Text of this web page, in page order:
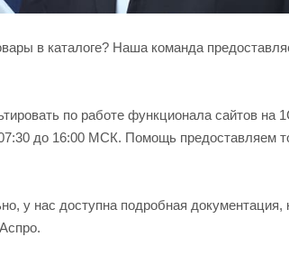
в каталоге? Наша команда
по работе функционала сайтов
до 16:00 МСК. Помощь предоставляем
у нас доступна подробная